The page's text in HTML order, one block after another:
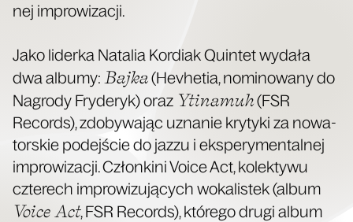
nej improwizacji.
Jako lider­ka Nata­lia Kor­diak Quin­tet wyda­ła
dwa albu­my: Baj­ka(Hevhe­tia, nomi­no­wa­ny do
Nagro­dy Fry­de­ryk) oraz Yti­na­muh(FSR
Records), zdo­by­wa­jąc uzna­nie kry­ty­ki za nowa­
tor­skie podej­ście do jaz­zu i eks­pe­ry­men­tal­nej
impro­wi­za­cji. Człon­ki­ni Voice Act, kolek­ty­wu
czte­rech impro­wi­zu­ją­cych woka­li­stek (album
Voice Act, FSR Records), któ­re­go dru­gi album